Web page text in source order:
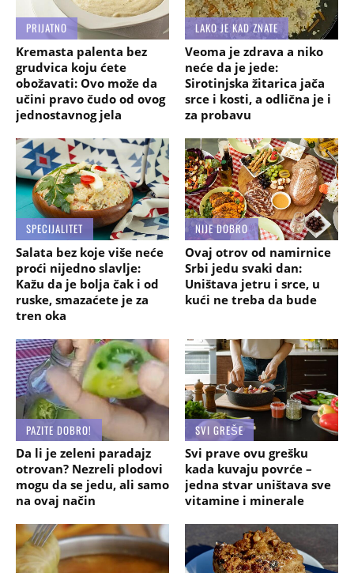
PRIJATNO
Kremasta palenta bez
grudvica koju ćete
obožavati: Ovo može da
učini pravo čudo od ovog
jednostavnog jela
LAKO JE KAD ZNATE
Veoma je zdrava a niko
neće da je jede:
Sirotinjska žitarica jača
srce i kosti, a odlična je i
za probavu
SPECIJALITET
Salata bez koje više neće
proći nijedno slavlje:
Kažu da je bolja čak i od
ruske, smazaćete je za
tren oka
NIJE DOBRO
Ovaj otrov od namirnice
Srbi jedu svaki dan:
Uništava jetru i srce, u
kući ne treba da bude
PAZITE DOBRO!
Da li je zeleni paradajz
otrovan? Nezreli plodovi
mogu da se jedu, ali samo
na ovaj način
SVI GREŠE
Svi prave ovu grešku
kada kuvaju povrće –
jedna stvar uništava sve
vitamine i minerale